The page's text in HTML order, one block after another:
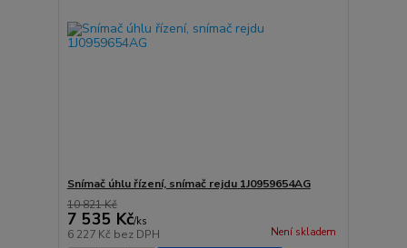
Snímač úhlu řízení, snímač rejdu 1J0959654AG
10 821 Kč
7 535 Kč/ks
6 227 Kč bez DPH Není skladem